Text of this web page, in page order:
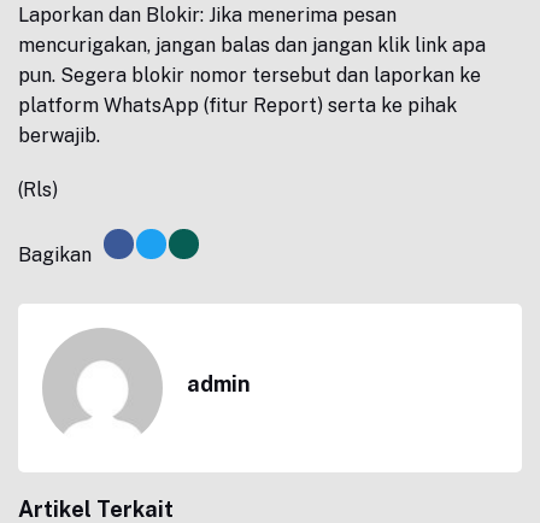
Laporkan dan Blokir: Jika menerima pesan
mencurigakan, jangan balas dan jangan klik link apa
pun. Segera blokir nomor tersebut dan laporkan ke
platform WhatsApp (fitur Report) serta ke pihak
berwajib.
(Rls)
Bagikan
admin
Artikel Terkait